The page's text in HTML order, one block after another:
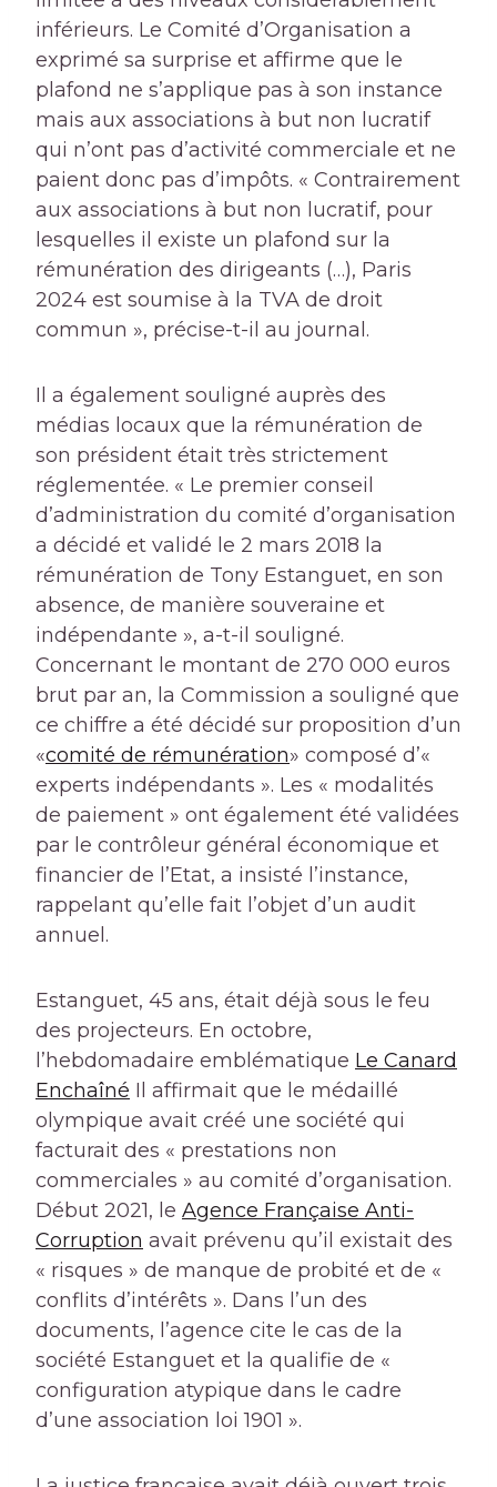
inférieurs. Le Comité d’Organisation a
exprimé sa surprise et affirme que le
plafond ne s’applique pas à son instance
mais aux associations à but non lucratif
qui n’ont pas d’activité commerciale et ne
paient donc pas d’impôts. « Contrairement
aux associations à but non lucratif, pour
lesquelles il existe un plafond sur la
rémunération des dirigeants (…), Paris
2024 est soumise à la TVA de droit
commun », précise-t-il au journal.
Il a également souligné auprès des
médias locaux que la rémunération de
son président était très strictement
réglementée. « Le premier conseil
d’administration du comité d’organisation
a décidé et validé le 2 mars 2018 la
rémunération de Tony Estanguet, en son
absence, de manière souveraine et
indépendante », a-t-il souligné.
Concernant le montant de 270 000 euros
brut par an, la Commission a souligné que
ce chiffre a été décidé sur proposition d’un
«comité de rémunération» composé d’«
experts indépendants ». Les « modalités
de paiement » ont également été validées
par le contrôleur général économique et
financier de l’Etat, a insisté l’instance,
rappelant qu’elle fait l’objet d’un audit
annuel.
Estanguet, 45 ans, était déjà sous le feu
des projecteurs. En octobre,
l’hebdomadaire emblématique Le Canard
Enchaîné Il affirmait que le médaillé
olympique avait créé une société qui
facturait des « prestations non
commerciales » au comité d’organisation.
Début 2021, le Agence Française Anti-
Corruption avait prévenu qu’il existait des
« risques » de manque de probité et de «
conflits d’intérêts ». Dans l’un des
documents, l’agence cite le cas de la
société Estanguet et la qualifie de «
configuration atypique dans le cadre
d’une association loi 1901 ».